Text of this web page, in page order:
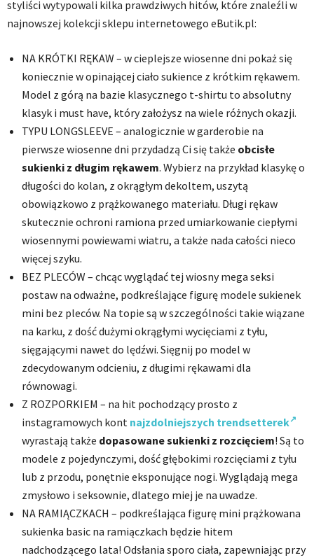
styliści wytypowali kilka prawdziwych hitów, które znaleźli w
najnowszej kolekcji sklepu internetowego eButik.pl:
NA KRÓTKI RĘKAW – w cieplejsze wiosenne dni pokaż się
koniecznie w opinającej ciało sukience z krótkim rękawem.
Model z górą na bazie klasycznego t-shirtu to absolutny
klasyk i must have, który założysz na wiele różnych okazji.
TYPU LONGSLEEVE – analogicznie w garderobie na
pierwsze wiosenne dni przydadzą Ci się także obcisłe
sukienki z długim rękawem. Wybierz na przykład klasykę o
długości do kolan, z okrągłym dekoltem, uszytą
obowiązkowo z prążkowanego materiału. Długi rękaw
skutecznie ochroni ramiona przed umiarkowanie ciepłymi
wiosennymi powiewami wiatru, a także nada całości nieco
więcej szyku.
BEZ PLECÓW – chcąc wyglądać tej wiosny mega seksi
postaw na odważne, podkreślające figurę modele sukienek
mini bez pleców. Na topie są w szczególności takie wiązane
na karku, z dość dużymi okrągłymi wycięciami z tyłu,
sięgającymi nawet do lędźwi. Sięgnij po model w
zdecydowanym odcieniu, z długimi rękawami dla
równowagi.
Z ROZPORKIEM – na hit pochodzący prosto z
instagramowych kont najzdolniejszych trendsetterek
wyrastają także dopasowane sukienki z rozcięciem! Są to
modele z pojedynczymi, dość głębokimi rozcięciami z tyłu
lub z przodu, ponętnie eksponujące nogi. Wyglądają mega
zmysłowo i seksownie, dlatego miej je na uwadze.
NA RAMIĄCZKACH – podkreślająca figurę mini prążkowana
sukienka basic na ramiączkach będzie hitem
nadchodzącego lata! Odsłania sporo ciała, zapewniając przy